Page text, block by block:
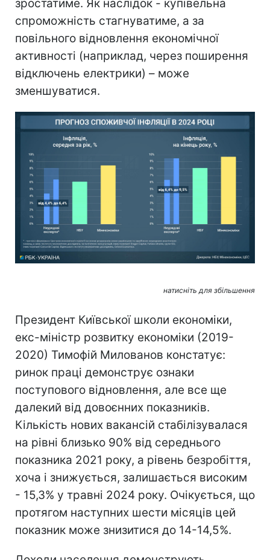
зростатиме. Як наслідок - купівельна
спроможність стагнуватиме, а за
повільного відновлення економічної
активності (наприклад, через поширення
відключень електрики) – може
зменшуватися.
натисніть для збільшення
Президент Київської школи економіки,
екс-міністр розвитку економіки (2019-
2020) Тимофій Милованов констатує:
ринок праці демонструє ознаки
поступового відновлення, але все ще
далекий від довоєнних показників.
Кількість нових вакансій стабілізувалася
на рівні близько 90% від середнього
показника 2021 року, а рівень безробіття,
хоча і знижується, залишається високим
- 15,3% у травні 2024 року. Очікується, що
протягом наступних шести місяців цей
показник може знизитися до 14-14,5%.